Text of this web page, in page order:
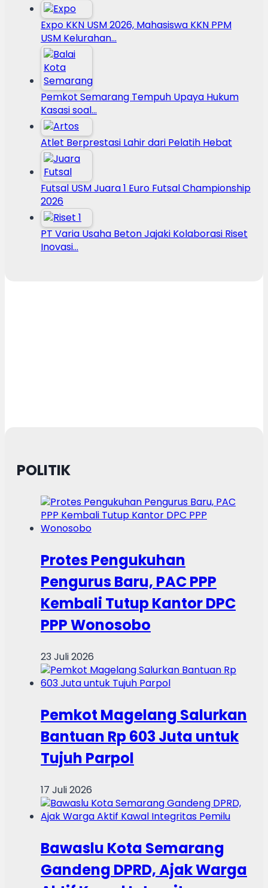
Expo KKN USM 2026, Mahasiswa KKN PPM
USM Kelurahan…
Pemkot Semarang Tempuh Upaya Hukum
Kasasi soal…
Atlet Berprestasi Lahir dari Pelatih Hebat
Futsal USM Juara 1 Euro Futsal Championship
2026
PT Varia Usaha Beton Jajaki Kolaborasi Riset
Inovasi…
POLITIK
Protes Pengukuhan
Pengurus Baru, PAC PPP
Kembali Tutup Kantor DPC
PPP Wonosobo
23 Juli 2026
Pemkot Magelang Salurkan
Bantuan Rp 603 Juta untuk
Tujuh Parpol
17 Juli 2026
Bawaslu Kota Semarang
Gandeng DPRD, Ajak Warga